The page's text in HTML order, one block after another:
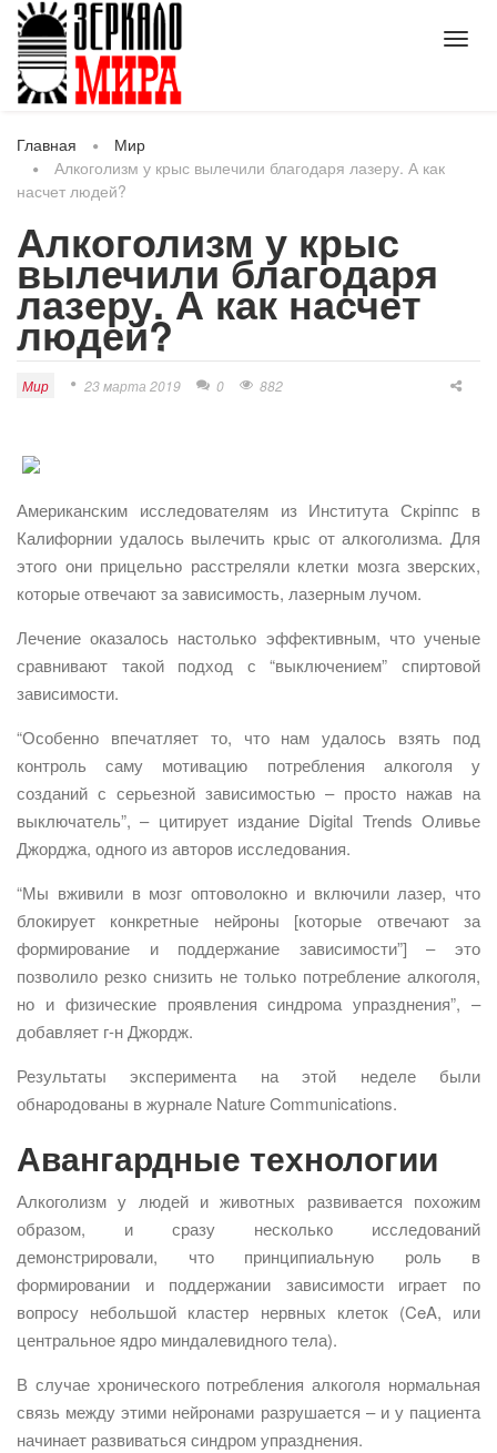
Главная
Мир
Алкоголизм у крыс вылечили благодаря лазеру. А как
насчет людей?
Алкоголизм у крыс
вылечили благодаря
лазеру. А как насчет
людей?
Мир 23 марта 2019 0 882
Американским исследователям из Института Скріппс в
Калифорнии удалось вылечить крыс от алкоголизма. Для
этого они прицельно расстреляли клетки мозга зверских,
которые отвечают за зависимость, лазерным лучом.
Лечение оказалось настолько эффективным, что ученые
сравнивают такой подход с “выключением” спиртовой
зависимости.
“Особенно впечатляет то, что нам удалось взять под
контроль саму мотивацию потребления алкоголя у
созданий с серьезной зависимостью – просто нажав на
выключатель”, – цитирует издание Digital Trends Оливье
Джорджа, одного из авторов исследования.
“Мы вживили в мозг оптоволокно и включили лазер, что
блокирует конкретные нейроны [которые отвечают за
формирование и поддержание зависимости”] – это
позволило резко снизить не только потребление алкоголя,
но и физические проявления синдрома упразднения”, –
добавляет г-н Джордж.
Результаты эксперимента на этой неделе были
обнародованы в журнале Nature Communications.
Авангардные технологии
Алкоголизм у людей и животных развивается похожим
образом, и сразу несколько исследований
демонстрировали, что принципиальную роль в
формировании и поддержании зависимости играет по
вопросу небольшой кластер нервных клеток (CeA, или
центральное ядро миндалевидного тела).
В случае хронического потребления алкоголя нормальная
связь между этими нейронами разрушается – и у пациента
начинает развиваться синдром упразднения.